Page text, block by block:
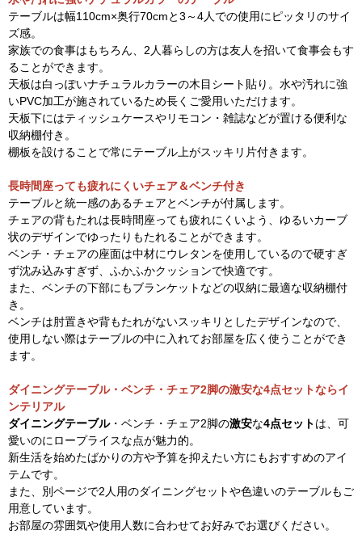
テーブルは幅110cm×奥行70cmと3～4人での使用にピッタリのサイ
ズ感。
家族での食事はもちろん、2人暮らしの方は友人を招いて食事会もす
ることができます。
天板は白っぽいナチュラルカラーの木目シート貼り。水や汚れに強
いPVC加工が施されているため長くご愛用いただけます。
天板下にはティッシュケースやリモコン・雑誌などが置ける便利な
収納棚付き。
棚板を設けることで常にテーブル上がスッキリ片付きます。
長時間座っても疲れにくいチェア＆ベンチ付き
テーブルと統一感のあるチェアとベンチが付属します。
チェアの背もたれは長時間座っても疲れにくいよう、ゆるいカーブ
状のデザインでゆったりもたれることができます。
ベンチ・チェアの座面は中材にウレタンを使用しているので硬すぎ
ず沈み込みすぎず、ふかふかクッションで快適です。
また、ベンチの下部にもブランケットなどの収納に最適な収納棚付
き。
ベンチは肘置きや背もたれがないスッキリとしたデザインなので、
使用しない際はテーブルの中に入れてお部屋を広く使うことができ
ます。
ダイニングテーブル・ベンチ・チェア2脚の激安な4点セットならイ
ンテリアル
ダイニングテーブル・ベンチ・チェア2脚の激安な4点セットは、可
愛いのにロープライスな点が魅力的。
新生活を始めたばかりの方や予算を抑えたい方にもおすすめのアイ
テムです。
また、別ページで2人用のダイニングセットや色違いのテーブルもご
用意しています。
お部屋の雰囲気や使用人数に合わせてお好みでお選びください。